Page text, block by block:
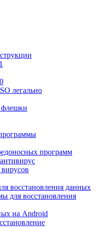
легально
флешки
программ
восстановления данных
для восстановления
на Android